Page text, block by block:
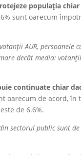
populația
sunt oarecum
AUR, persoanele
decât media: votanții
continuate chiar
oarecum de acord, în
de 6.6%.
sectorul public sunt